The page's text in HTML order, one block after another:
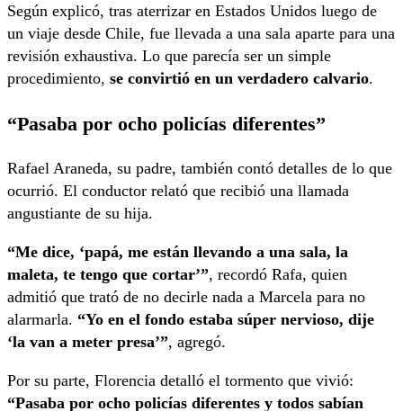
Según explicó, tras aterrizar en Estados Unidos luego de
un viaje desde Chile, fue llevada a una sala aparte para una
revisión exhaustiva. Lo que parecía ser un simple
procedimiento, se convirtió en un verdadero calvario.
“Pasaba por ocho policías diferentes”
Rafael Araneda, su padre, también contó detalles de lo que
ocurrió. El conductor relató que recibió una llamada
angustiante de su hija.
“Me dice, ‘papá, me están llevando a una sala, la
maleta, te tengo que cortar’”, recordó Rafa, quien
admitió que trató de no decirle nada a Marcela para no
alarmarla. “Yo en el fondo estaba súper nervioso, dije
‘la van a meter presa’”, agregó.
Por su parte, Florencia detalló el tormento que vivió:
“Pasaba por ocho policías diferentes y todos sabían